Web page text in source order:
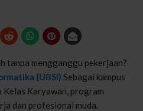
tanpa mengganggu pekerjaan?
(UBSI) Sebagai kampus
Karyawan, program
dan profesional muda.